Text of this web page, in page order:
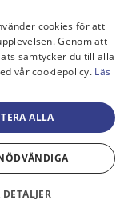
cookies för att
Genom att
samtycker du till alla
vår cookiepolicy. Läs
ALLA